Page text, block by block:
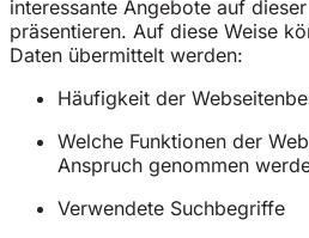
interessante Angebote auf
präsentieren. Auf diese Weise
Daten übermittelt werden:
Häufigkeit der
Welche Funktionen der
Anspruch genommen
Verwendete Suchbegriffe